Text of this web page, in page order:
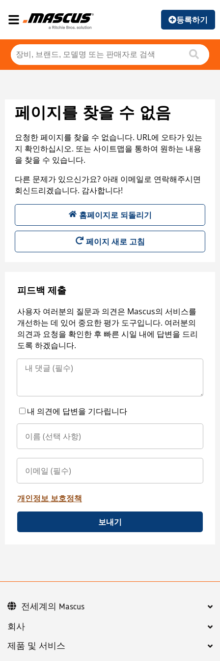
등록하기
페이지를 찾을 수 없음
요청한 페이지를 찾을 수 없습니다. URL에 오타가 있는
지 확인하십시오. 또는 사이트맵을 통하여 원하는 내용
을 찾을 수 있습니다.
다른 문제가 있으신가요? 아래 이메일로 연락해주시면
회신드리겠습니다. 감사합니다!
홈페이지로 되돌리기
페이지 새로 고침
피드백 제출
사용자 여러분의 질문과 의견은 Mascus의 서비스를
개선하는 데 있어 중요한 평가 도구입니다. 여러분의
의견과 요청을 확인한 후 빠른 시일 내에 답변을 드리
도록 하겠습니다.
내 의견에 답변을 기다립니다
개인정보 보호정책
보내기
회사
제품 및 서비스
전세계의 Mascus